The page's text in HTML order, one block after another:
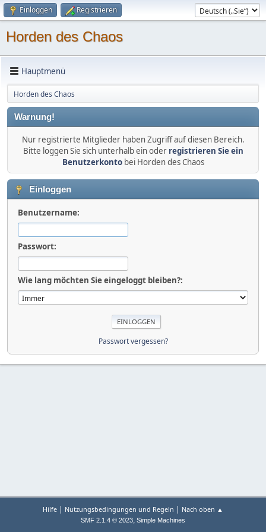
Einloggen Registrieren
Horden des Chaos
Hauptmenü
Horden des Chaos
Warnung!
Nur registrierte Mitglieder haben Zugriff auf diesen Bereich.
Bitte loggen Sie sich unterhalb ein oder registrieren Sie ein
Benutzerkontobei Horden des Chaos
Einloggen
Benutzername:
Passwort:
Wie lang möchten Sie eingeloggt bleiben?:
Passwort vergessen?
Hilfe | Nutzungsbedingungen und Regeln | Nach oben ▲
SMF 2.1.4 © 2023, Simple Machines